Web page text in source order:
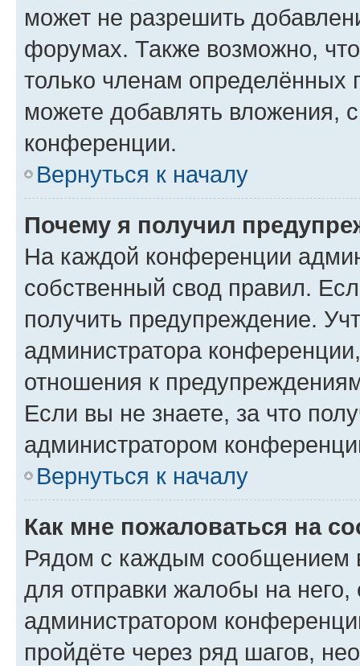
может не разрешить
форумах. Также возможно,
только членам определённых
можете добавлять вложения,
конференции.
Вернуться к началу
Почему я получил
На каждой конференции
собственный свод правил.
получить предупреждение.
администратора
отношения к
Если вы не знаете, за что
администратором
Вернуться к началу
Как мне пожаловаться на
Рядом с каждым сообщением
для отправки жалобы на
администратором
пройдёте через ряд шагов,